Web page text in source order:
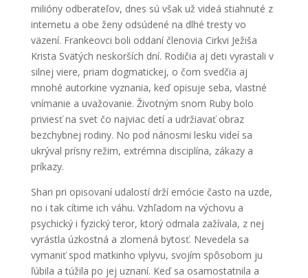
milióny odberateľov, dnes sú však už videá stiahnuté z
internetu a obe ženy odsúdené na dlhé tresty vo
väzení. Frankeovci boli oddaní členovia Cirkvi Ježiša
Krista Svätých neskorších dní. Rodičia aj deti vyrastali v
silnej viere, priam dogmatickej, o čom svedčia aj
mnohé autorkine vyznania, keď opisuje seba, vlastné
vnímanie a uvažovanie. Životným snom Ruby bolo
priviesť na svet čo najviac detí a udržiavať obraz
bezchybnej rodiny. No pod nánosmi lesku videí sa
ukrýval prísny režim, extrémna disciplína, zákazy a
príkazy.
Shari pri opisovaní udalostí drží emócie často na uzde,
no i tak cítime ich váhu. Vzhľadom na výchovu a
psychický i fyzický teror, ktorý odmala zažívala, z nej
vyrástla úzkostná a zlomená bytosť. Nevedela sa
vymaniť spod matkinho vplyvu, svojím spôsobom ju
ľúbila a túžila po jej uznaní. Keď sa osamostatnila a